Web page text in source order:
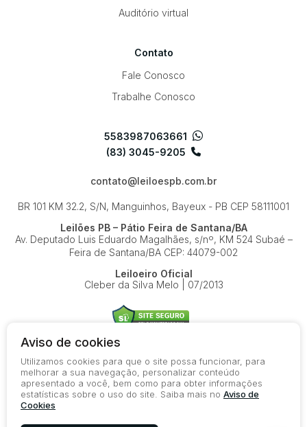
Auditório virtual
Contato
Fale Conosco
Trabalhe Conosco
5583987063661
(83) 3045-9205
contato@leiloespb.com.br
BR 101 KM 32.2, S/N, Manguinhos, Bayeux - PB CEP 58111001
Leilões PB – Pátio Feira de Santana/BA
Av. Deputado Luis Eduardo Magalhães, s/nº, KM 524Subaé –
Feira de Santana/BA CEP: 44079-002
Leiloeiro Oficial
Cleber da Silva Melo | 07/2013
© 2026-present - Todos os direitos reservados
Política de Privacidade
Termos de Uso
Aviso de cookies
Utilizamos cookies para que o site possa funcionar, para
melhorar a sua navegação, personalizar conteúdo
apresentado a você, bem como para obter informações
estatísticas sobre o uso do site. Saiba mais no Aviso de
Cookies